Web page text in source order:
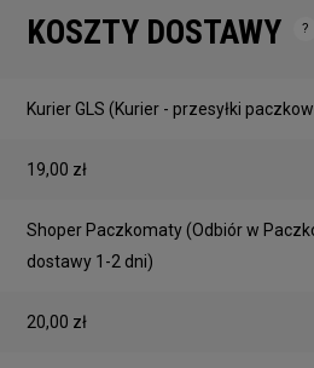
KOSZTY DOSTAWY
Kurier GLS (Kurier - przesyłki
19,00 zł
Shoper Paczkomaty(Odbiór w
dostawy 1-2 dni)
20,00 zł